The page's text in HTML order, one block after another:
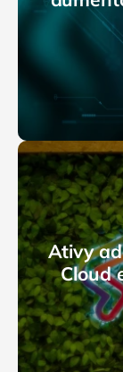
Ativy
Cloud